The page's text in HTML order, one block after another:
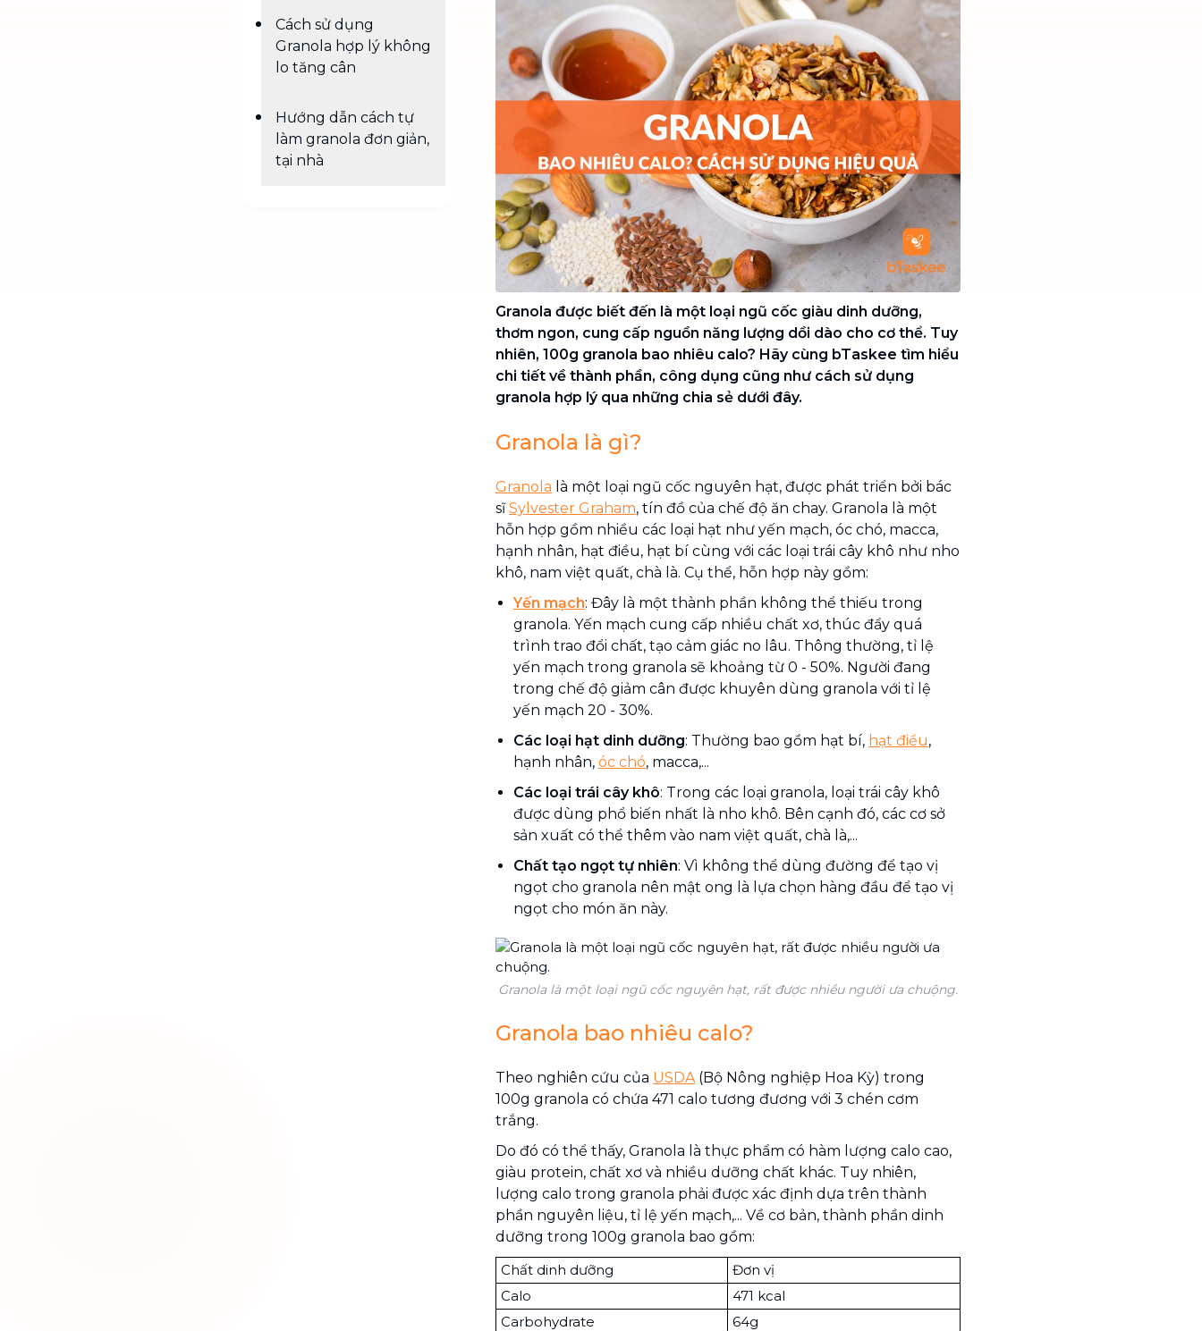
Chuyển nhà trọn gói, không lo dọn
dẹp nơi đi nơi đến
Vệ sinh công nghiệp NEW
Vệ sinh chuyên nghiệp cho văn
phòng, nhà xưởng, công trình lớn
Cách sử dụng
Granola hợp lý không
lo tăng cân
Hướng dẫn cách tự
làm granola đơn giản,
tại nhà
Granola được biết đến là một loại ngũ cốc giàu dinh dưỡng,
thơm ngon, cung cấp nguồn năng lượng dồi dào cho cơ thể. Tuy
nhiên, 100g granola bao nhiêu calo? Hãy cùng bTaskee tìm hiểu
chi tiết về thành phần, công dụng cũng như cách sử dụng
granola hợp lý qua những chia sẻ dưới đây.
Granola là gì?
Granola là một loại ngũ cốc nguyên hạt, được phát triển bởi bác
sĩSylvester Graham, tín đồ của chế độ ăn chay. Granola là một
hỗn hợp gồm nhiều các loại hạt như yến mạch, óc chó, macca,
hạnh nhân, hạt điều, hạt bí cùng với các loại trái cây khô như nho
khô, nam việt quất, chà là. Cụ thể, hỗn hợp này gồm:
Yến mạch: Đây là một thành phần không thể thiếu trong
granola. Yến mạch cung cấp nhiều chất xơ, thúc đẩy quá
trình trao đổi chất, tạo cảm giác no lâu. Thông thường, tỉ lệ
yến mạch trong granola sẽ khoảng từ 0 - 50%. Người đang
trong chế độ giảm cân được khuyên dùng granola với tỉ lệ
yến mạch 20 - 30%.
Các loại hạt dinh dưỡng: Thường bao gồm hạt bí, hạt điều,
hạnh nhân, óc chó, macca,...
Các loại trái cây khô: Trong các loại granola, loại trái cây khô
được dùng phổ biến nhất là nho khô. Bên cạnh đó, các cơ sở
sản xuất có thể thêm vào nam việt quất, chà là,...
Chất tạo ngọt tự nhiên: Vì không thể dùng đường để tạo vị
ngọt cho granola nên mật ong là lựa chọn hàng đầu để tạo vị
ngọt cho món ăn này.
Granola là một loại ngũ cốc nguyên hạt, rất được nhiều người ưa chuộng.
Granola bao nhiêu calo?
Theo nghiên cứu của USDA (Bộ Nông nghiệp Hoa Kỳ) trong
100g granola có chứa 471 calo tương đương với 3 chén cơm
trắng.
Do đó có thể thấy, Granola là thực phẩm có hàm lượng calo cao,
giàu protein, chất xơ và nhiều dưỡng chất khác. Tuy nhiên,
lượng calo trong granola phải được xác định dựa trên thành
phần nguyên liệu, tỉ lệ yến mạch,... Về cơ bản, thành phần dinh
dưỡng trong 100g granola bao gồm:
Chất dinh dưỡng
Đơn vị
Calo
471 kcal
Carbohydrate
64g